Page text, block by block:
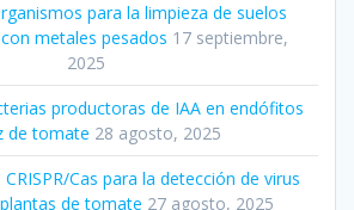
para la limpieza de suelos
metales pesados 17 septiembre,
2025
productoras de IAA en endófitos
de tomate 28 agosto, 2025
Cas para la detección de virus
de tomate 27 agosto, 2025